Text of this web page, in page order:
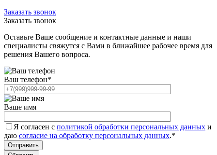
Заказать звонок
Заказать звонок
Оставьте Ваше сообщение и контактные данные и наши
специалисты свяжутся с Вами в ближайшее рабочее время для
решения Вашего вопроса.
Ваш телефон*
Ваше имя
Я согласен с политикой обработки персональных данных и
даю согласие на обработку персональных данных.*